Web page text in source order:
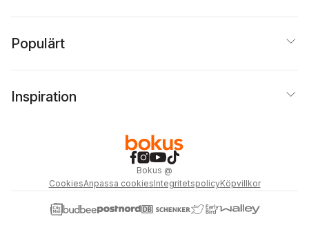
Populärt
Inspiration
Bokus @
CookiesAnpassa cookiesIntegritetspolicyKöpvillkor